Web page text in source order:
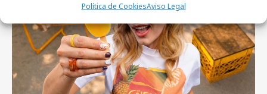
Política de CookiesAviso Legal